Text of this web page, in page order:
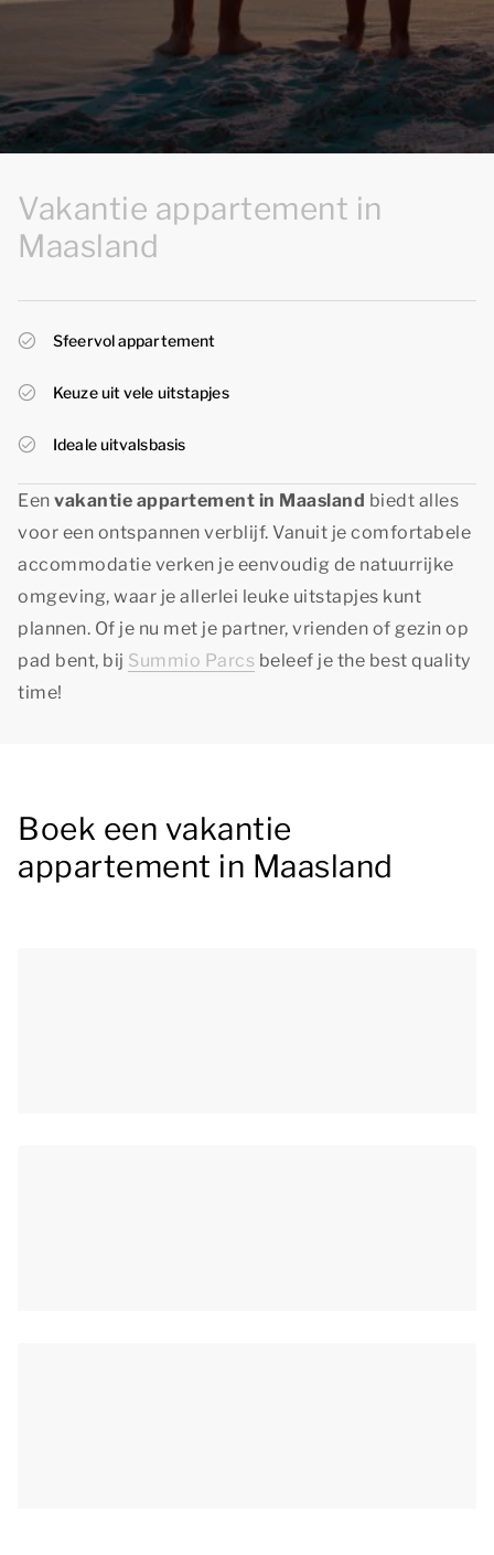
Vakantie appartement in
Maasland
Sfeervol appartement
Keuze uit vele uitstapjes
Ideale uitvalsbasis
Een vakantie appartement in Maasland biedt alles
voor een ontspannen verblijf. Vanuit je comfortabele
accommodatie verken je eenvoudig de natuurrijke
omgeving, waar je allerlei leuke uitstapjes kunt
plannen. Of je nu met je partner, vrienden of gezin op
pad bent, bij Summio Parcs beleef je the best quality
time!
Boek een vakantie
appartement in Maasland